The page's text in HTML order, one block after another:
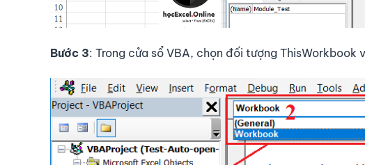
Bước 3: Trong cửa sổ VBA, chọn đối tượng